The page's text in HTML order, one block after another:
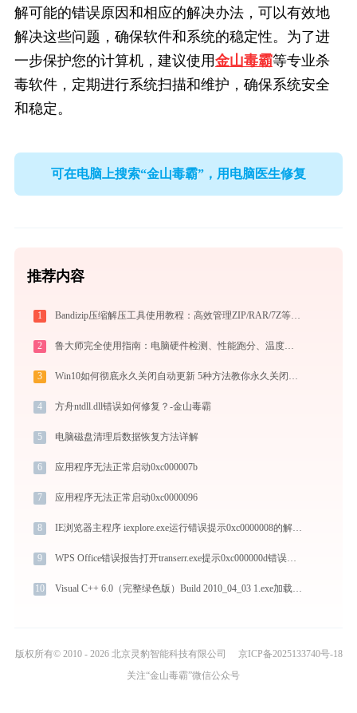
解可能的错误原因和相应的解决办法，可以有效地
解决这些问题，确保软件和系统的稳定性。为了进
一步保护您的计算机，建议使用金山毒霸等专业杀
毒软件，定期进行系统扫描和维护，确保系统安全
和稳定。
可在电脑上搜索“金山毒霸”，用电脑医生修复
推荐内容
1 Bandizip压缩解压工具使用教程：高效管理ZIP/RAR/7Z等30+格式的免费压缩神器
2 鲁大师完全使用指南：电脑硬件检测、性能跑分、温度监控与系统优化一站式攻略
3 Win10如何彻底永久关闭自动更新 5种方法教你永久关闭win10自动更新
4 方舟ntdll.dll错误如何修复？-金山毒霸
5 电脑磁盘清理后数据恢复方法详解
6 应用程序无法正常启动0xc000007b
7 应用程序无法正常启动0xc0000096
8 IE浏览器主程序 iexplore.exe运行错误提示0xc0000008的解决办法
9 WPS Office错误报告打开transerr.exe提示0xc000000d错误码怎么办
10 Visual C++ 6.0（完整绿色版）Build 2010_04_03 1.exe加载mfc140u.dll文件丢失处理办法
版权所有© 2010 - 2026 北京灵豹智能科技有限公司
京ICP备2025133740号-18
关注“金山毒霸”微信公众号